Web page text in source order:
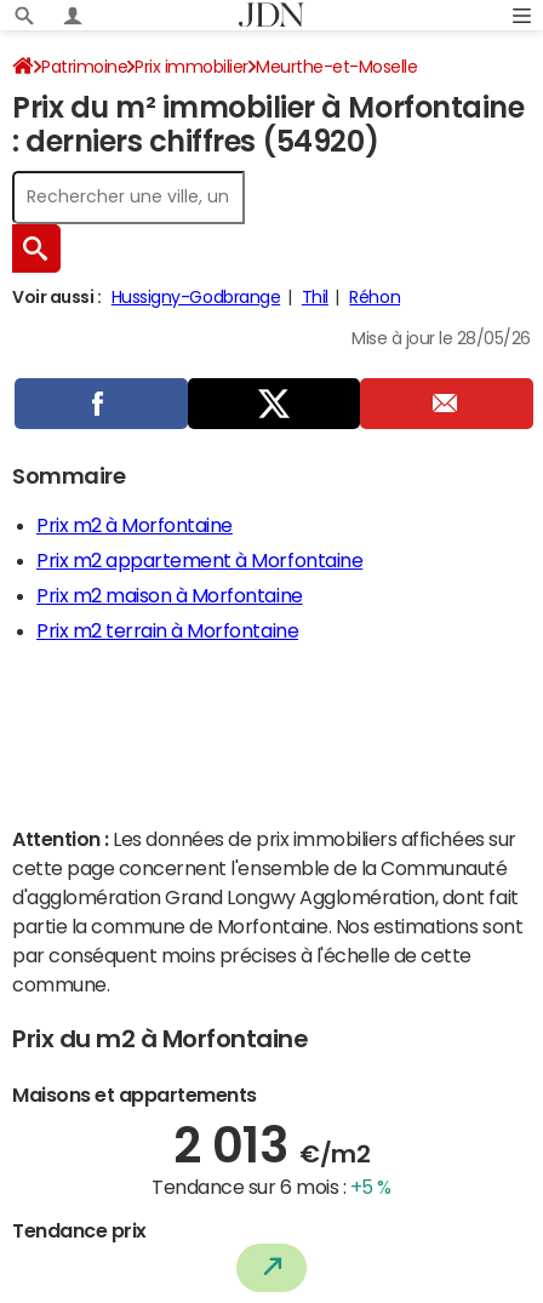
Patrimoine Prix immobilier Meurthe-et-Moselle
Morfontaine
Prix du m² immobilier à Morfontaine
: derniers chiffres (54920)
Voir aussi : Hussigny-Godbrange Thil Réhon
Mise à jour le 28/05/26
Sommaire
Prix m2 à Morfontaine
Prix m2 appartement à Morfontaine
Prix m2 maison à Morfontaine
Prix m2 terrain à Morfontaine
Attention : Les données de prix immobiliers affichées sur
cette page concernent l'ensemble de la Communauté
d'agglomération Grand Longwy Agglomération, dont fait
partie la commune de Morfontaine. Nos estimations sont
par conséquent moins précises à l'échelle de cette
commune.
Prix du m2 à Morfontaine
Maisons et appartements
2 013 €/m2
Tendance sur 6 mois : +5 %
Tendance prix